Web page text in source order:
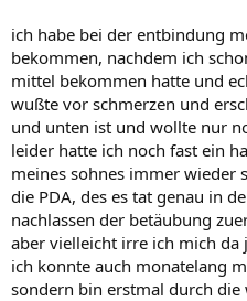
ich habe bei der entbindung
bekommen, nachdem ich
mittel bekommen hatte und
wußte vor schmerzen und
und unten ist und wollte nur
leider hatte ich noch fast ein
meines sohnes immer wieder
die PDA, des es tat genau in
nachlassen der betäubung
aber vielleicht irre ich mich da
ich konnte auch monatelang
sondern bin erstmal durch